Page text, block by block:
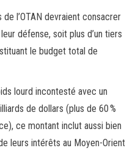
l’OTAN devraient consacrer
défense, soit plus d’un tiers
le budget total de
lourd incontesté avec un
de dollars (plus de 60 %
ce montant inclut aussi bien
leurs intérêts au Moyen-Orient